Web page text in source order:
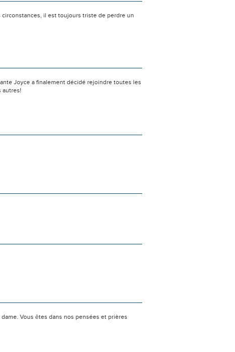
il est toujours triste de perdre un
Joyce a finalement décidé rejoindre toutes les
autres!
Vous êtes dans nos pensées et prières